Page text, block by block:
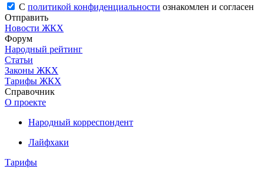
С политикой конфиденциальности ознакомлен и согласен
Отправить
Новости ЖКХ
Форум
Народный рейтинг
Статьи
Законы ЖКХ
Тарифы ЖКХ
Справочник
О проекте
Народный корреспондент
Лайфхаки
Тарифы